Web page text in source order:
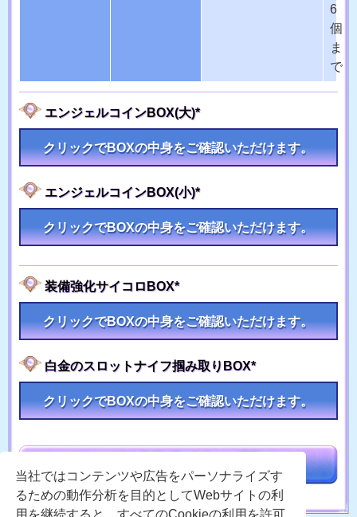
当社ではコンテンツや広告をパーソナライズす
るための動作分析を目的としてWebサイトの利
用を継続すると、すべてのCookieの利用を許可
6
個
ま
で
エンジェルコインBOX(大)*
クリックでBOXの中身をご確認いただけます。
エンジェルコインBOX(小)*
クリックでBOXの中身をご確認いただけます。
装備強化サイコロBOX*
クリックでBOXの中身をご確認いただけます。
白金のスロットナイフ掴み取りBOX*
クリックでBOXの中身をご確認いただけます。